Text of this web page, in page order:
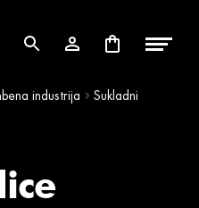
industrija
Sukladni